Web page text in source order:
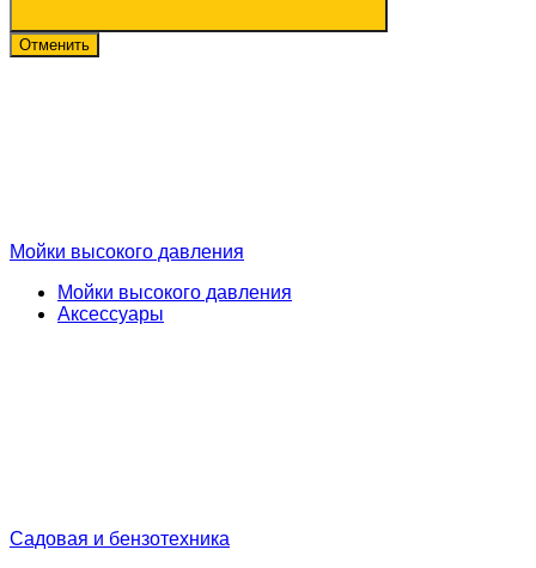
Отменить
Мойки высокого давления
Мойки высокого давления
Аксессуары
Садовая и бензотехника